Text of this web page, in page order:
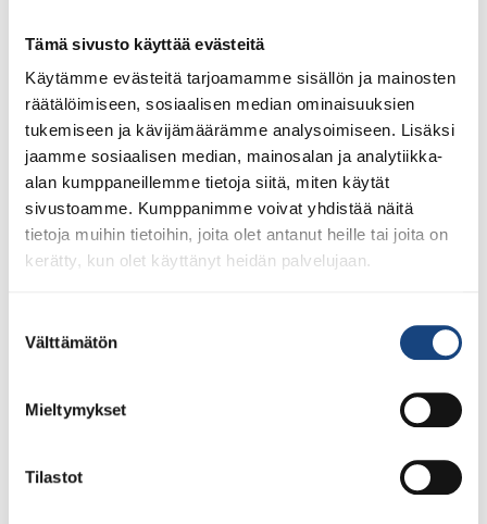
Tämä sivusto käyttää evästeitä
Käytämme evästeitä tarjoamamme sisällön ja mainosten
räätälöimiseen, sosiaalisen median ominaisuuksien
tukemiseen ja kävijämäärämme analysoimiseen. Lisäksi
jaamme sosiaalisen median, mainosalan ja analytiikka-
alan kumppaneillemme tietoja siitä, miten käytät
sivustoamme. Kumppanimme voivat yhdistää näitä
tietoja muihin tietoihin, joita olet antanut heille tai joita on
kerätty, kun olet käyttänyt heidän palvelujaan.
valinta
Välttämätön
Mieltymykset
Tilastot
Lue olympiatuomari Veli-Matti Karinkannan
tuomariraportti alle 21-vuotiaiden MM-kilpailuista
aattona käytännön tekemisenä. Tunnelmia palaverista
otteet ja rajatilanteet. Otteista harjoiteltiin blokkaavan ja
aktiivisen otteen eroa tuplahiha- ja niska-
pitää hyökkäyksen lähteä vä-lit-tö-mäs-ti tai muuten